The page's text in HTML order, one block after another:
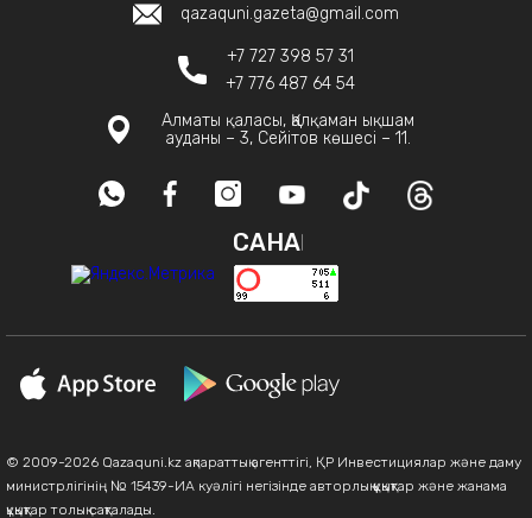
qazaquni.gazeta@gmail.com
+7 727 398 57 31
+7 776 487 64 54
Алматы қаласы, Қалқаман ықшам
ауданы – 3, Сейітов көшесі – 11.
САНАҚ
© 2009-2026 Qazaquni.kz ақпараттық агенттігі, ҚР Инвестициялар және даму
министрлігінің № 15439-ИА куәлігі негізінде авторлық құқықтар және жанама
құқықтар толық сақталады.